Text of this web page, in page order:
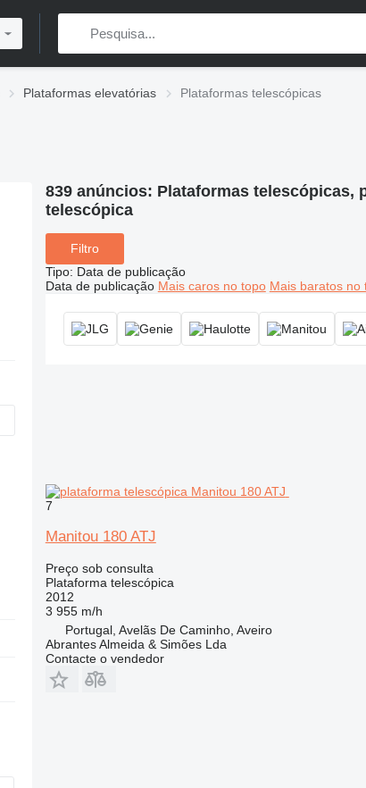
Plataformas elevatórias Plataformas telescópicas
839 anúncios: Plataformas telescópicas,
telescópica
Filtro
Tipo: Data de publicação
Data de publicação Mais caros no topo Mais baratos no
7
Manitou 180 ATJ
Preço sob consulta
Plataforma telescópica
2012
3 955 m/h
Portugal, Avelãs De Caminho, Aveiro
Abrantes Almeida & Simões Lda
Contacte o vendedor